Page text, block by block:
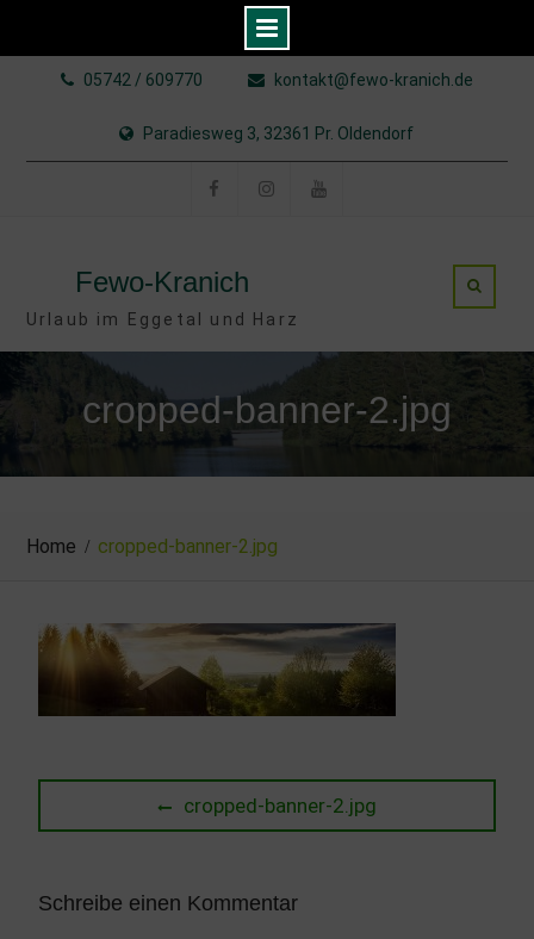
05742 / 609770 kontakt@fewo-kranich.de
Paradiesweg 3, 32361 Pr. Oldendorf
Fewo-Kranich
Urlaub im Eggetal und Harz
cropped-banner-2.jpg
Home cropped-banner-2.jpg
Beitragsnavigation
Previous
post:
cropped-banner-2.jpg
Schreibe einen Kommentar